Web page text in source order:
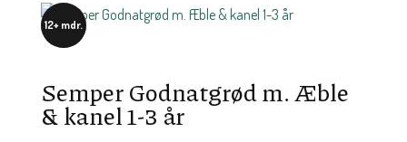
12+ mdr.
Semper Godnatgrød m. Æble
& kanel 1-3 år